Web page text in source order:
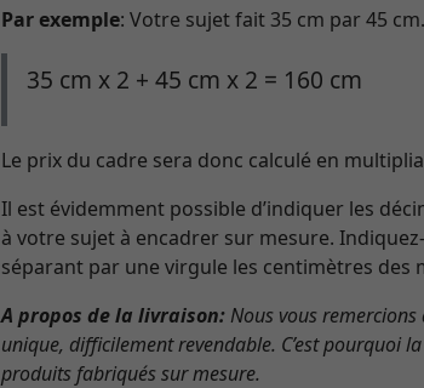
Par exemple: Votre sujet fait 35 cm par 45
35 cm x 2 + 45 cm x 2 = 160 cm
Le prix du cadre sera donc calculé en
Il est évidemment possible d’indiquer les
à votre sujet à encadrer sur mesure.
séparant par une virgule les centimètres des
A propos de la livraison: Nous vous
unique, difficilement revendable. C’est pourquoi
produits fabriqués sur mesure.